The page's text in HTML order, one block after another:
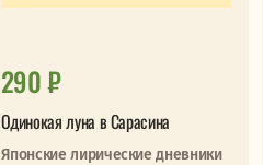
290 ₽
Одинокая луна в Сарасина
Японские лирические дневники